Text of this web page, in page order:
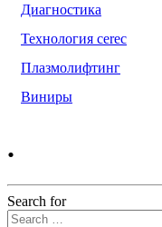
Диагностика
Технология cerec
Плазмолифтинг
Виниры
.
Search for